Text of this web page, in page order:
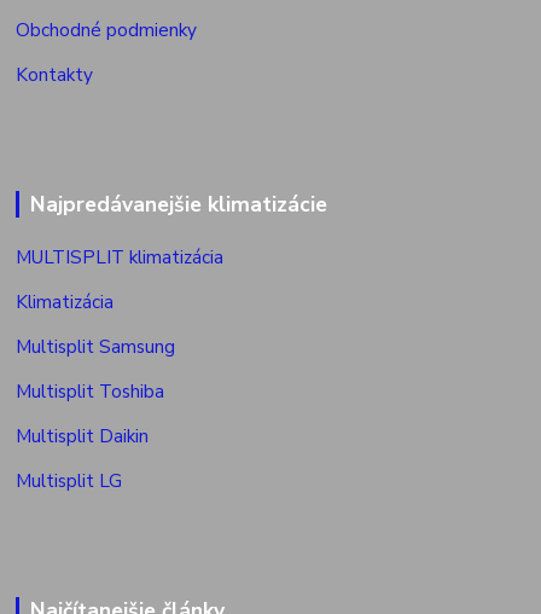
Obchodné podmienky
Kontakty
Najpredávanejšie klimatizácie
MULTISPLIT klimatizácia
Klimatizácia
Multisplit Samsung
Multisplit Toshiba
Multisplit Daikin
Multisplit LG